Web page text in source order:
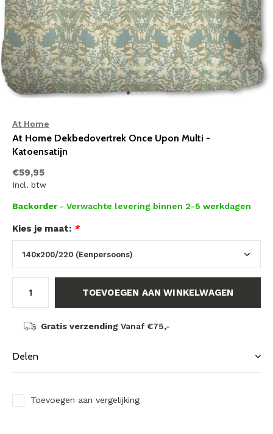
At Home
At Home Dekbedovertrek Once Upon Multi -
Katoensatijn
€59,95
Incl. btw
Backorder - Verwachte levering binnen 2-5 werkdagen
Kies je maat: *
TOEVOEGEN AAN WINKELWAGEN
Gratis verzending Vanaf €75,-
Delen
Toevoegen aan vergelijking